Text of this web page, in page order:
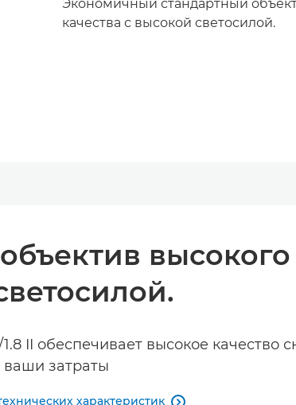
Экономичный стандартный
качества с высокой светосилой.
высокого
II обеспечивает высокое качество
ваши затраты
характеристик 